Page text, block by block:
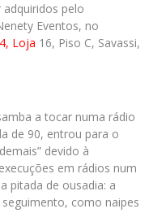
adquiridos pelo
Eventos, no
Loja 16, Piso C, Savassi,
a tocar numa rádio
de 90, entrou para o
devido à
em rádios num
pitada de ousadia: a
como naipes